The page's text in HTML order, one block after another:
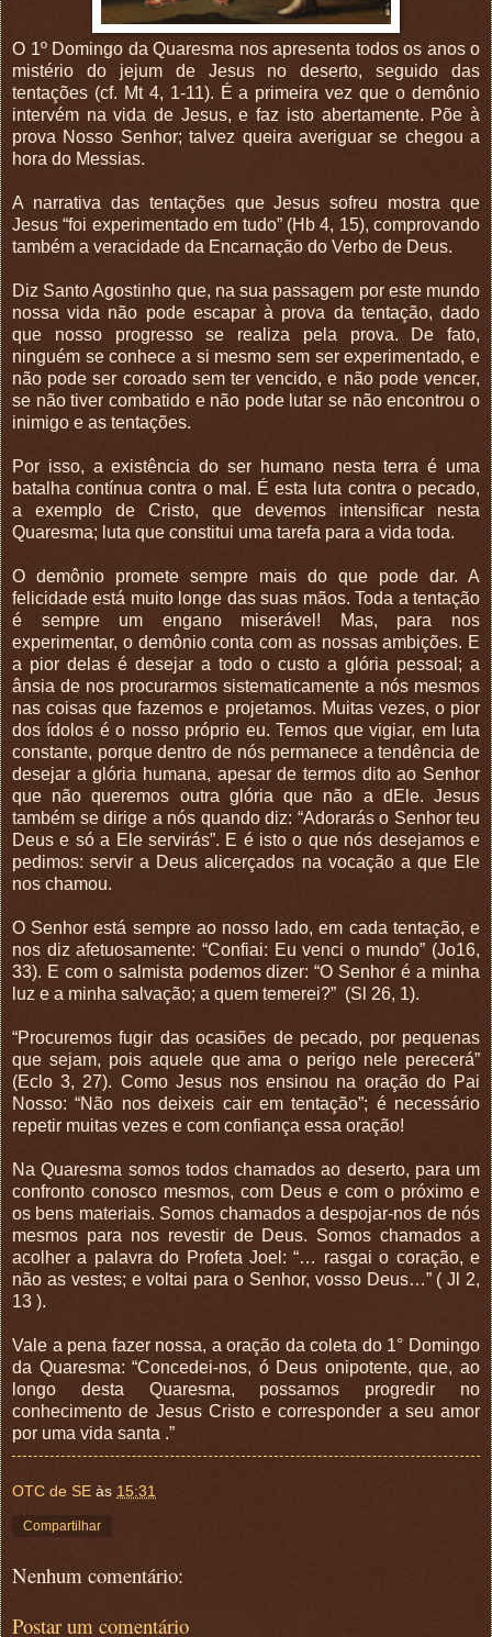
O 1º Domingo da Quaresma nos apresenta todos os anos o
mistério do jejum de Jesus no deserto, seguido das
tentações (cf. Mt 4, 1-11). É a primeira vez que o demônio
intervém na vida de Jesus, e faz isto abertamente. Põe à
prova Nosso Senhor; talvez queira averiguar se chegou a
hora do Messias.
A narrativa das tentações que Jesus sofreu mostra que
Jesus “foi experimentado em tudo” (Hb 4, 15), comprovando
também a veracidade da Encarnação do Verbo de Deus.
Diz Santo Agostinho que, na sua passagem por este mundo
nossa vida não pode escapar à prova da tentação, dado
que nosso progresso se realiza pela prova. De fato,
ninguém se conhece a si mesmo sem ser experimentado, e
não pode ser coroado sem ter vencido, e não pode vencer,
se não tiver combatido e não pode lutar se não encontrou o
inimigo e as tentações.
Por isso, a existência do ser humano nesta terra é uma
batalha contínua contra o mal. É esta luta contra o pecado,
a exemplo de Cristo, que devemos intensificar nesta
Quaresma; luta que constitui uma tarefa para a vida toda.
O demônio promete sempre mais do que pode dar. A
felicidade está muito longe das suas mãos. Toda a tentação
é sempre um engano miserável! Mas, para nos
experimentar, o demônio conta com as nossas ambições. E
a pior delas é desejar a todo o custo a glória pessoal; a
ânsia de nos procurarmos sistematicamente a nós mesmos
nas coisas que fazemos e projetamos. Muitas vezes, o pior
dos ídolos é o nosso próprio eu. Temos que vigiar, em luta
constante, porque dentro de nós permanece a tendência de
desejar a glória humana, apesar de termos dito ao Senhor
que não queremos outra glória que não a dEle. Jesus
também se dirige a nós quando diz: “Adorarás o Senhor teu
Deus e só a Ele servirás”. E é isto o que nós desejamos e
pedimos: servir a Deus alicerçados na vocação a que Ele
nos chamou.
O Senhor está sempre ao nosso lado, em cada tentação, e
nos diz afetuosamente: “Confiai: Eu venci o mundo” (Jo16,
33). E com o salmista podemos dizer: “O Senhor é a minha
luz e a minha salvação; a quem temerei?” (Sl 26, 1).
“Procuremos fugir das ocasiões de pecado, por pequenas
que sejam, pois aquele que ama o perigo nele perecerá”
(Eclo 3, 27). Como Jesus nos ensinou na oração do Pai
Nosso: “Não nos deixeis cair em tentação”; é necessário
repetir muitas vezes e com confiança essa oração!
Na Quaresma somos todos chamados ao deserto, para um
confronto conosco mesmos, com Deus e com o próximo e
os bens materiais. Somos chamados a despojar-nos de nós
mesmos para nos revestir de Deus. Somos chamados a
acolher a palavra do Profeta Joel: “… rasgai o coração, e
não as vestes; e voltai para o Senhor, vosso Deus…” ( Jl 2,
13 ).
Vale a pena fazer nossa, a oração da coleta do 1° Domingo
da Quaresma: “Concedei-nos, ó Deus onipotente, que, ao
longo desta Quaresma, possamos progredir no
conhecimento de Jesus Cristo e corresponder a seu amor
por uma vida santa .”
OTC de SE às 15:31
Compartilhar
Nenhum comentário:
Postar um comentário